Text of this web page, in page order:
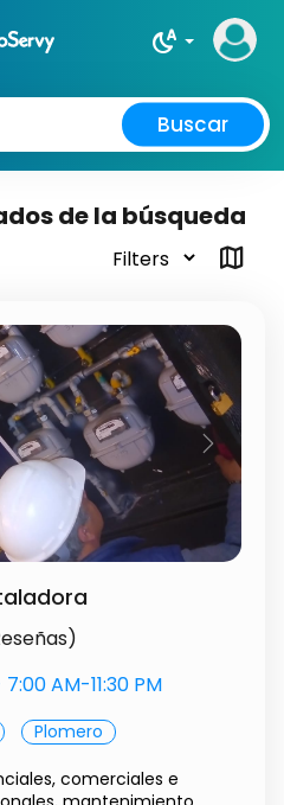
night_sight_auto
Buscar
de la búsqueda
map
Next
AM-11:30 PM
Plomero
comerciales e